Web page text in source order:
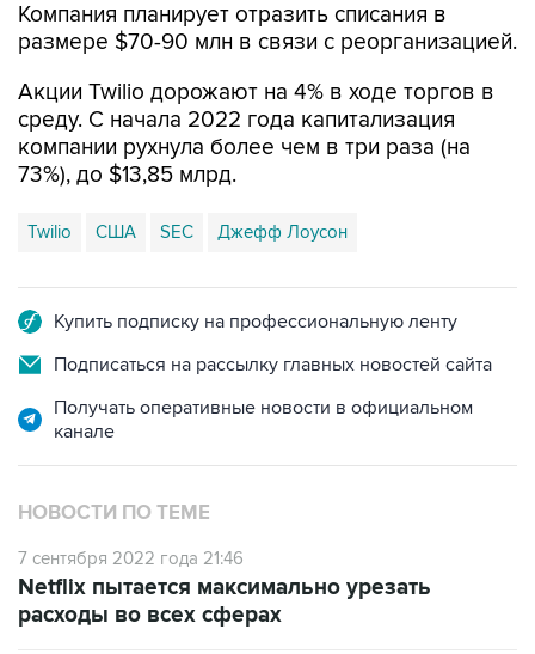
Компания планирует отразить списания в
размере $70-90 млн в связи с реорганизацией.
Акции Twilio дорожают на 4% в ходе торгов в
среду. С начала 2022 года капитализация
компании рухнула более чем в три раза (на
73%), до $13,85 млрд.
Twilio США SEC Джефф Лоусон
Купить подписку на профессиональную ленту
Подписаться на рассылку главных новостей сайта
Получать оперативные новости в официальном
канале
НОВОСТИ ПО ТЕМЕ
7 сентября 2022 года 21:46
Netflix пытается максимально урезать
расходы во всех сферах